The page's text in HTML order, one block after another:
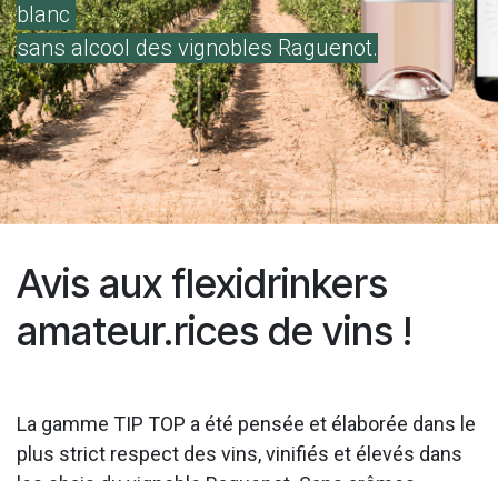
blanc
sans alcool des vignobles Raguenot ​.
Avis aux flexidrinkers
amateur.rices de vins !
La gamme TIP TOP a été pensée et élaborée dans le
plus strict respect des vins, vinifiés et élevés dans